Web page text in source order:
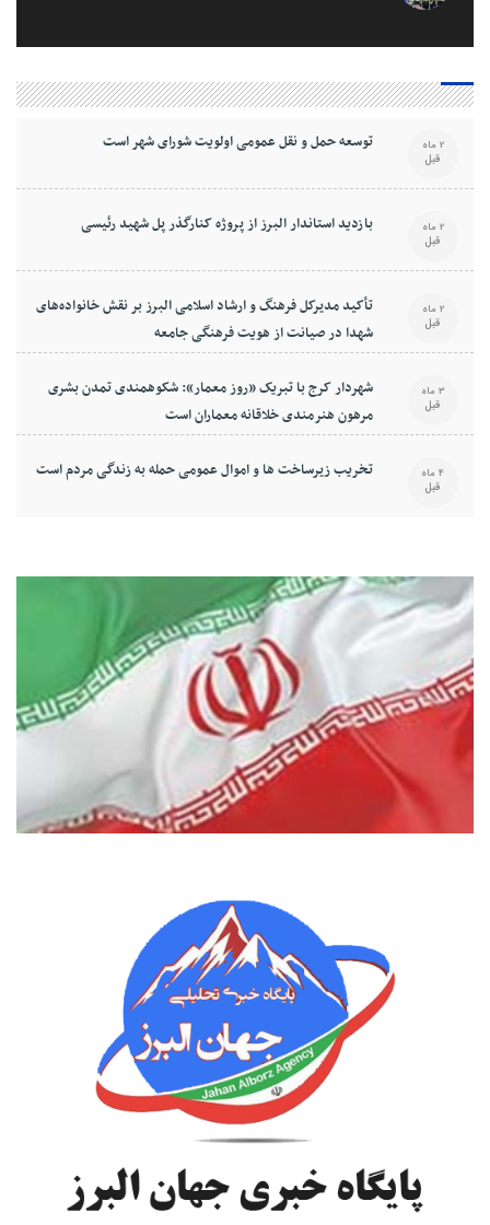
توسعه حمل و نقل عمومی اولویت شورای شهر است 2 ماه
قبل
بازدید استاندار البرز از پروژه کنارگذر پل شهید رئیسی 2 ماه
قبل
تأکید مدیرکل فرهنگ و ارشاد اسلامی البرز بر نقش خانواده‌های
شهدا در صیانت از هویت فرهنگی جامعه
2 ماه
قبل
شهردار کرج با تبریک «روز معمار»: شکوهمندی تمدن بشری
مرهون هنرمندی خلاقانه معماران است
3 ماه
قبل
تخریب زیرساخت ها و اموال عمومی حمله به زندگی مردم است 4 ماه
قبل